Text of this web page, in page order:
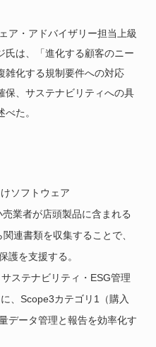
ア・アドバイザリー担当上級
氏は、「進化する顧客のニー
雑化する規制要件への対応
保、サステナビリティへの具
た。
ソフトウェア
業者が店頭製品に含まれる
連書類を収集することで、
護を支援する。
サステナビリティ・ESG管理
、Scope3カテゴリ1（購入
データ管理と報告を効率化す